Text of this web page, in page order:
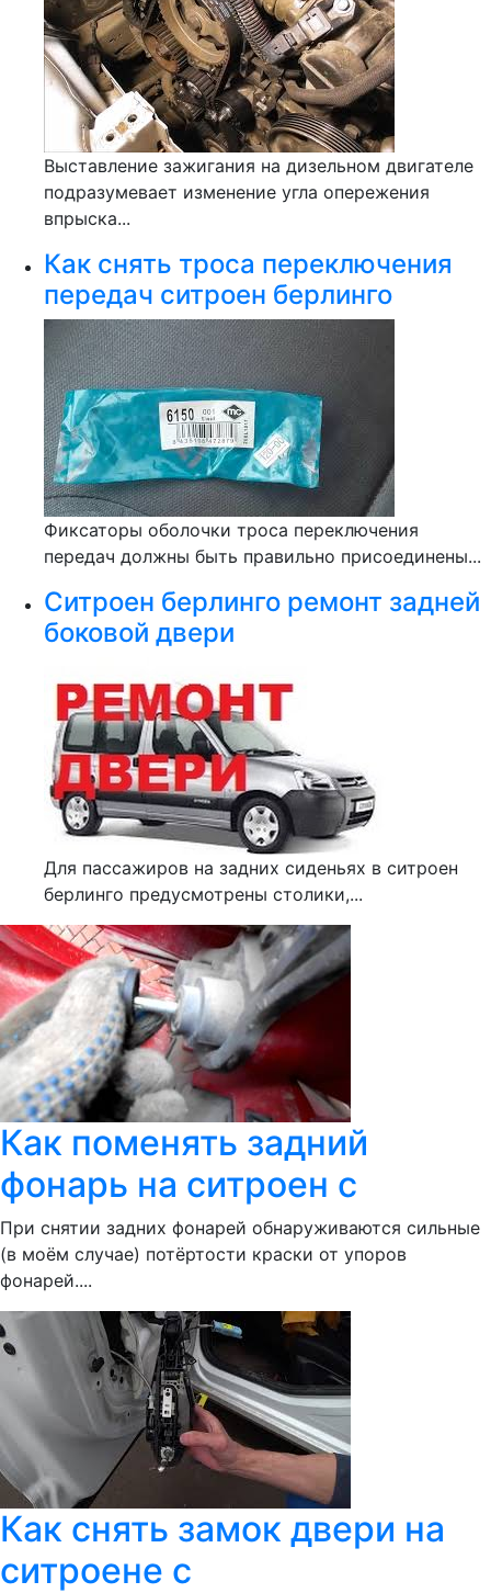
Выставление зажигания на дизельном двигателе
подразумевает изменение угла опережения
впрыска...
Как снять троса переключения
передач ситроен берлинго
Фиксаторы оболочки троса переключения
передач должны быть правильно присоединены...
Ситроен берлинго ремонт задней
боковой двери
Для пассажиров на задних сиденьях в ситроен
берлинго предусмотрены столики,...
Как поменять задний
фонарь на ситроен с
При снятии задних фонарей обнаруживаются сильные
(в моём случае) потёртости краски от упоров
фонарей....
Как снять замок двери на
ситроене с